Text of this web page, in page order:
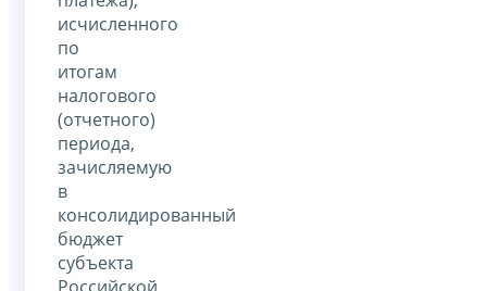
исчисленного
по
итогам
налогового
(отчетного)
периода,
зачисляемую
в
консолидированный
бюджет
субъекта